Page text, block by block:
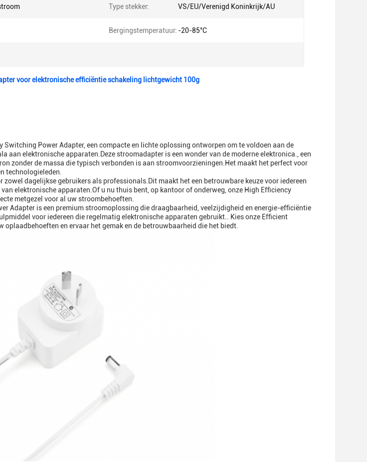
Type stekker: VS/EU/Verenigd Koninkrijk/AU
Bergingstemperatuur: -20-85°C
voor elektronische efficiëntie schakeling lichtgewicht 100g
Switching Power Adapter, een compacte en lichte oplossing ontworpen om te voldoen aan de
aan elektronische apparaten.Deze stroomadapter is een wonder van de moderne elektronica., een
zonder de massa die typisch verbonden is aan stroomvoorzieningen.Het maakt het perfect voor
technologieleden.
zowel dagelijkse gebruikers als professionals.Dit maakt het een betrouwbare keuze voor iedereen
elektronische apparaten.Of u nu thuis bent, op kantoor of onderweg, onze High Efficiency
metgezel voor al uw stroombehoeften.
Adapter is een premium stroomoplossing die draagbaarheid, veelzijdigheid en energie-efficiëntie
voor iedereen die regelmatig elektronische apparaten gebruikt.. Kies onze Efficient
en ervaar het gemak en de betrouwbaarheid die het biedt.